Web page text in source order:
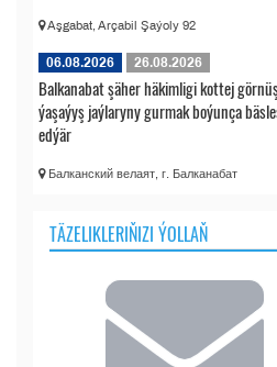
Aşgabat, Arçabil Şaýoly 92
06.08.2026 26.08.2026
Balkanabat şäher häkimligi kottej
ýaşaýyş jaýlaryny gurmak boýunça
edýär
Балканский велаят, г. Балканабат
TÄZELIKLERIŇIZI ÝOLLAŇ